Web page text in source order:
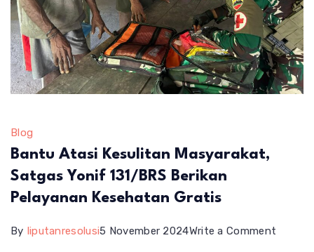
Blog
Bantu Atasi Kesulitan Masyarakat,
Satgas Yonif 131/BRS Berikan
Pelayanan Kesehatan Gratis
By liputanresolusi5 November 2024Write a Comment